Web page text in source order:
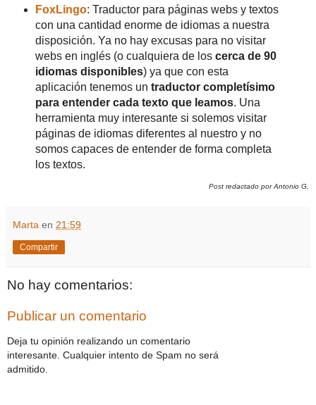
FoxLingo: Traductor para páginas webs y textos
con una cantidad enorme de idiomas a nuestra
disposición. Ya no hay excusas para no visitar
webs en inglés (o cualquiera de los cerca de 90
idiomas disponibles) ya que con esta
aplicación tenemos un traductor completísimo
para entender cada texto que leamos. Una
herramienta muy interesante si solemos visitar
páginas de idiomas diferentes al nuestro y no
somos capaces de entender de forma completa
los textos.
Post redactado por Antonio G.
Marta en 21:59
Compartir
No hay comentarios:
Publicar un comentario
Deja tu opinión realizando un comentario
interesante. Cualquier intento de Spam no será
admitido.